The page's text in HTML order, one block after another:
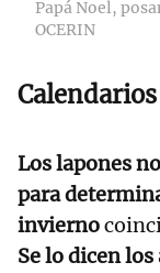
Papá Noel,
OCERIN
Los lapones
para
invierno
Se lo dicen los